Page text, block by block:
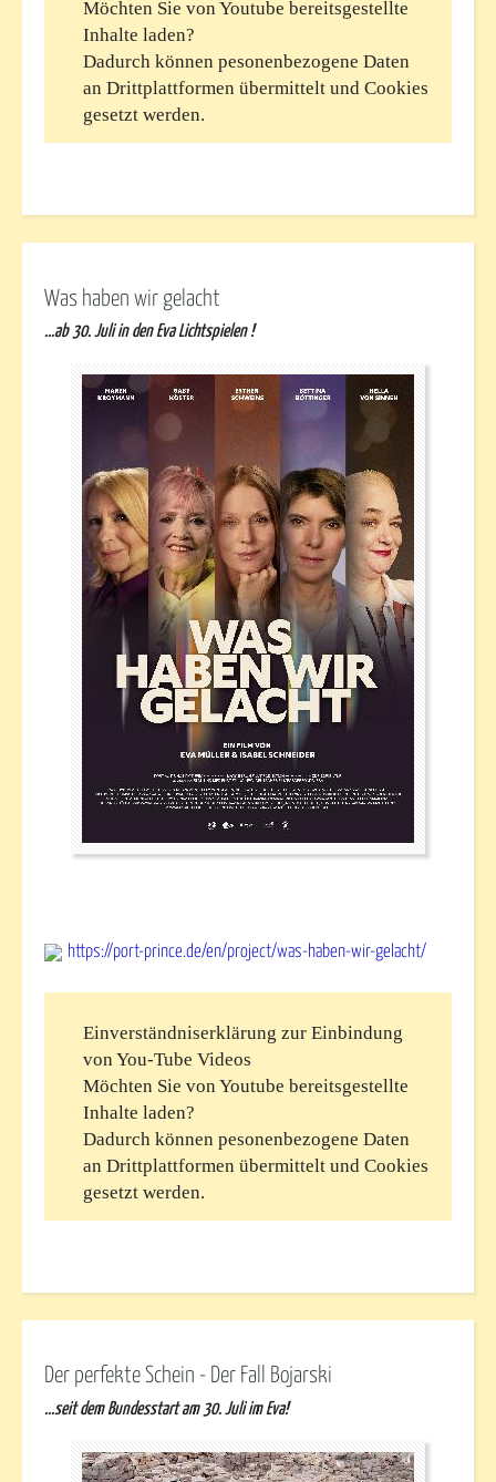
Was haben wir gelacht
...ab 30. Juli in den Eva Lichtspielen !
https://port-prince.de/en/project/was-haben-wir-gelacht/
Der perfekte Schein - Der Fall Bojarski
...seit dem Bundesstart am 30. Juli im Eva!